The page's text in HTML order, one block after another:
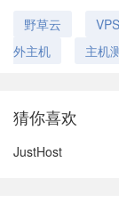
野草云
外主机
主机
猜你喜欢
JustHost